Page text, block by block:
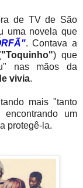
de TV de São
uma novela que
. Contava a
"Toquinho") que
nas mãos da
vivia.
mais "tanto
um
protegê-la.